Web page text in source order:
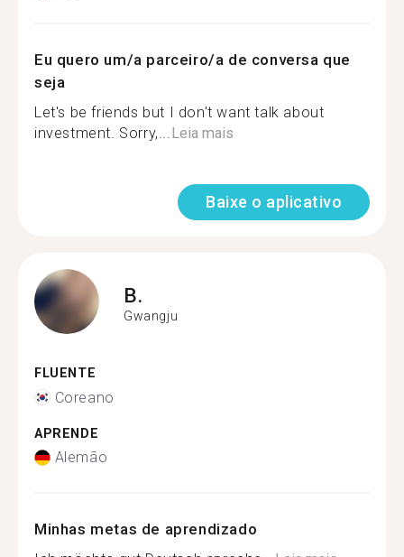
Eu quero um/a parceiro/a de conversa que
seja
Let's be friends but I don't want talk about
investment. Sorry,...Leia mais
Baixe o aplicativo
B.
Gwangju
FLUENTE
Coreano
APRENDE
Alemão
Minhas metas de aprendizado